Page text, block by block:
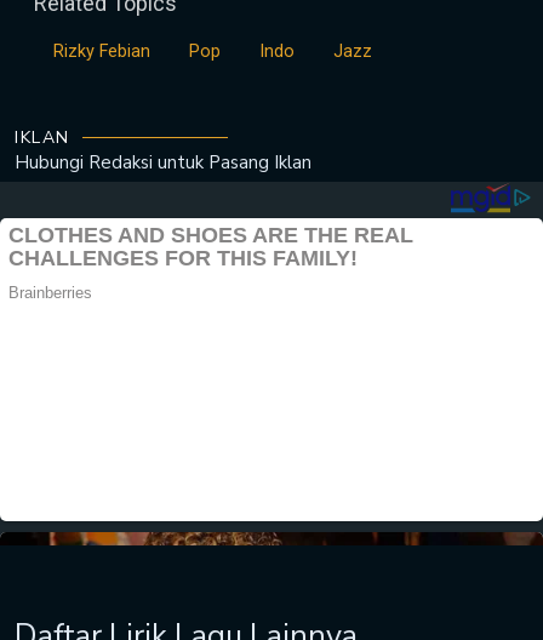
Rizky Febian Pop Indo Jazz
IKLAN
Hubungi Redaksi untuk Pasang Iklan